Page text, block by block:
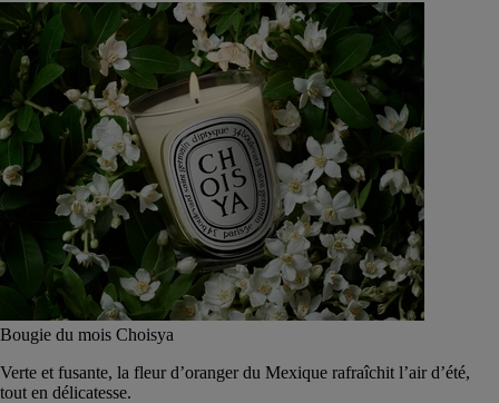
Bougie du mois Choisya
Verte et fusante, la fleur d’oranger du Mexique rafraîchit l’air d’été,
tout en délicatesse.